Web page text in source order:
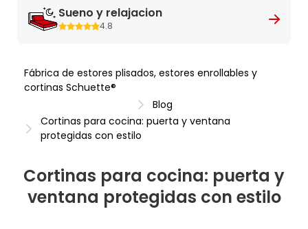
Sueno y relajacion
4.8
Fábrica de estores plisados, estores enrollables y
cortinas Schuette®
Blog
Cortinas para cocina: puerta y ventana
protegidas con estilo
Cortinas para cocina: puerta y
ventana protegidas con estilo